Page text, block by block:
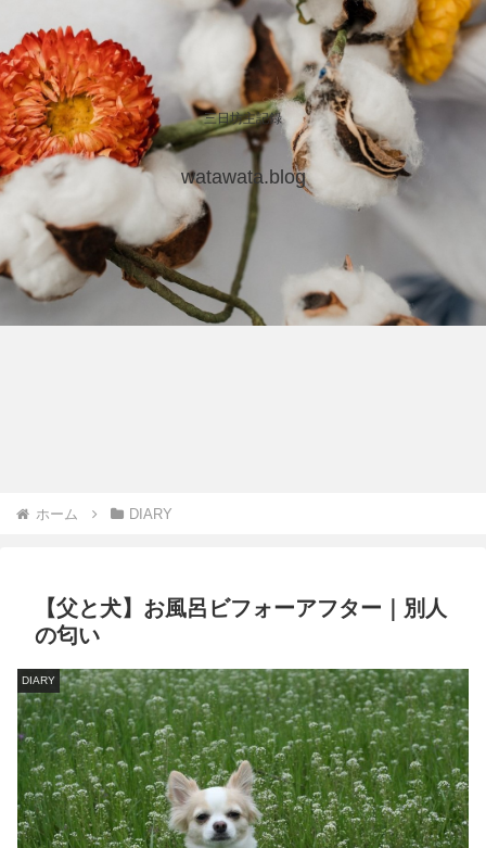
三日坊主記録
watawata.blog
ホーム DIARY
【父と犬】お風呂ビフォーアフター｜別人
の匂い
DIARY